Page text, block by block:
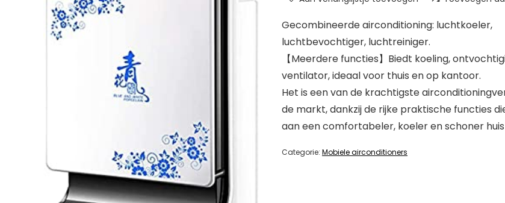
Gecombineerde airconditioning: luchtkoeler,
luchtbevochtiger, luchtreiniger.
【Meerdere functies】Biedt koeling,
ventilator, ideaal voor thuis en op kantoor.
Het is een van de krachtigste
de markt, dankzij de rijke praktische functies
aan een comfortabeler, koeler en schoner
Categorie: Mobiele airconditioners